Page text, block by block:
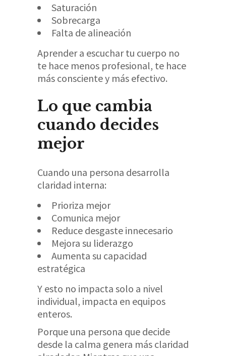
Saturación
Sobrecarga
Falta de alineación
Aprender a escuchar tu cuerpo no
te hace menos profesional, te hace
más consciente y más efectivo.
Lo que cambia
cuando decides
mejor
Cuando una persona desarrolla
claridad interna:
Prioriza mejor
Comunica mejor
Reduce desgaste innecesario
Mejora su liderazgo
Aumenta su capacidad
estratégica
Y esto no impacta solo a nivel
individual, impacta en equipos
enteros.
Porque una persona que decide
desde la calma genera más claridad